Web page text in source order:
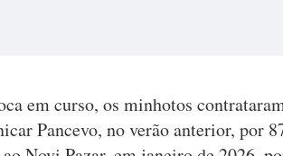
em curso, os minhotos
Pancevo, no verão anterior, por